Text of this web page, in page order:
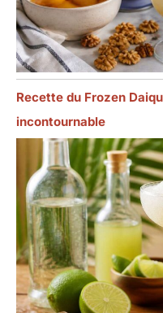
Recette du Frozen
incontournable